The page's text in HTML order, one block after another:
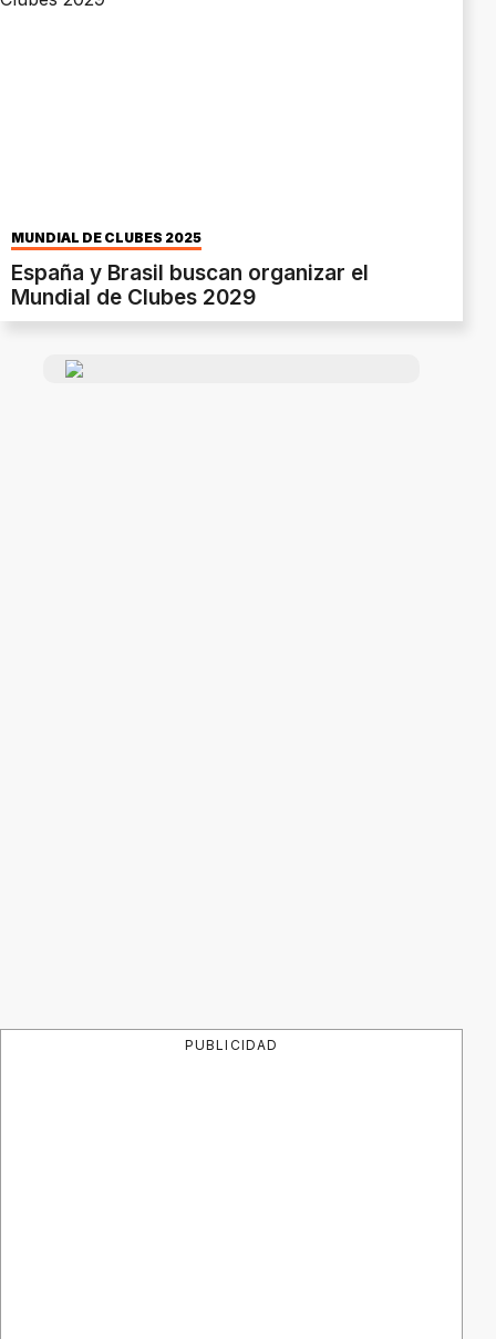
MUNDIAL DE CLUBES 2025
España y Brasil buscan organizar el
Mundial de Clubes 2029
PUBLICIDAD